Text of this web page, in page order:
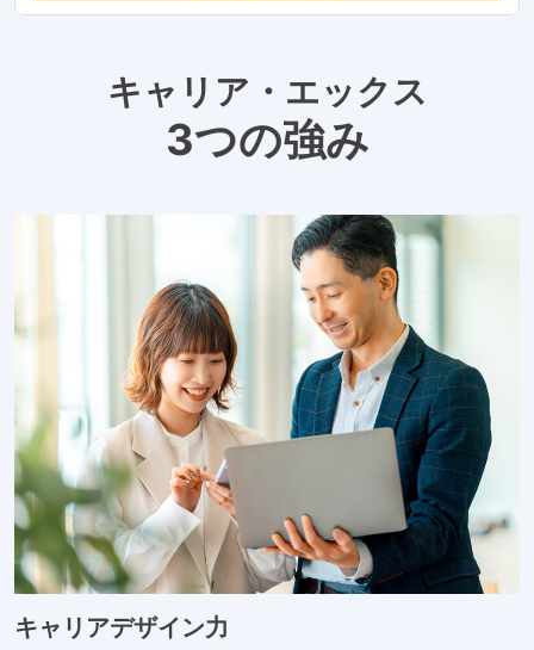
キャリア・エックス
3つの強み
キャリアデザイン力